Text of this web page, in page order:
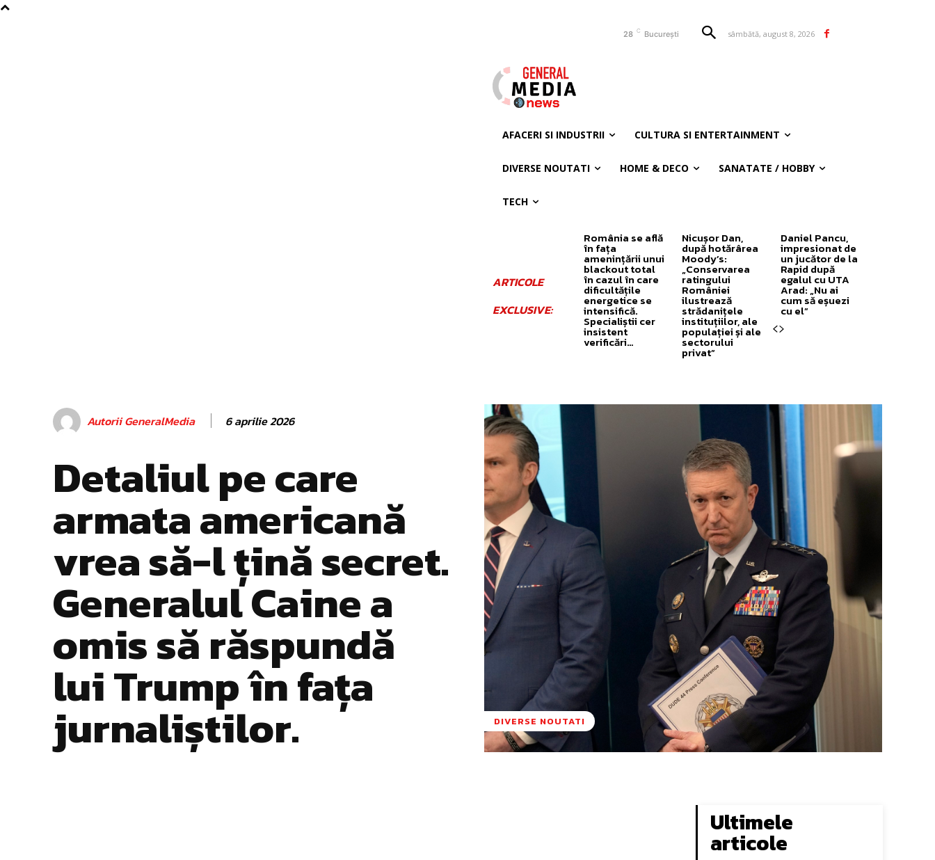
28 C București sâmbătă, august 8, 2026
AFACERI SI INDUSTRII CULTURA SI ENTERTAINMENT
DIVERSE NOUTATI HOME & DECO SANATATE / HOBBY
TECH
ARTICOLE
EXCLUSIVE:
România se află
în fața
amenințării unui
blackout total
în cazul în care
dificultățile
energetice se
intensifică.
Specialiștii cer
insistent
verificări…
Nicușor Dan,
după hotărârea
Moody’s:
„Conservarea
ratingului
României
ilustrează
strădanițele
instituțiilor, ale
populației și ale
sectorului
privat”
Daniel Pancu,
impresionat de
un jucător de la
Rapid după
egalul cu UTA
Arad: „Nu ai
cum să eșuezi
cu el”
Autorii GeneralMedia 6 aprilie 2026
Detaliul pe care
armata americană
vrea să-l țină secret.
Generalul Caine a
omis să răspundă
lui Trump în fața
jurnaliștilor. DIVERSE NOUTATI
Ultimele
articole